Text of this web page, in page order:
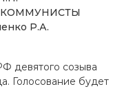
Р.А.
девятого созыва
Голосование будет